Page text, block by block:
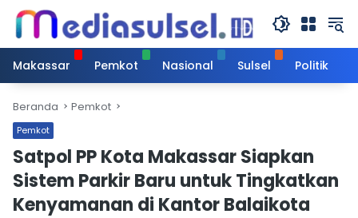
Langsung
konten
Makassar
Pemkot Nasional Sulsel Politik
Beranda Pemkot
Pemkot
Satpol PP Kota Makassar Siapkan
Sistem Parkir Baru untuk Tingkatkan
Kenyamanan di Kantor Balaikota